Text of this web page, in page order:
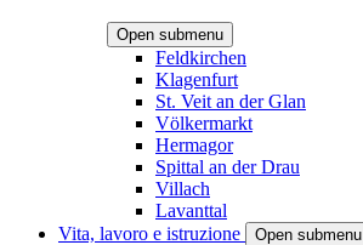
Open submenu
Feldkirchen
Klagenfurt
St. Veit an der Glan
Völkermarkt
Hermagor
Spittal an der Drau
Villach
Lavanttal
Vita, lavoro e istruzione
Open submenu